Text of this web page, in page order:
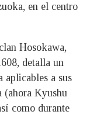
en el centro
Hosokawa,
detalla un
aplicables a sus
(ahora Kyushu
como durante